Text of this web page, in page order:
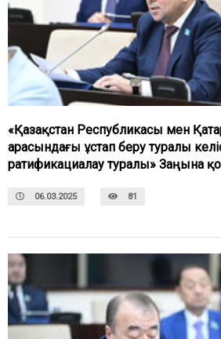
«Қазақстан Республикасы мен
арасындағы ұстап беру туралы
ратификациалау туралы» Заңына
06.03.2025 81